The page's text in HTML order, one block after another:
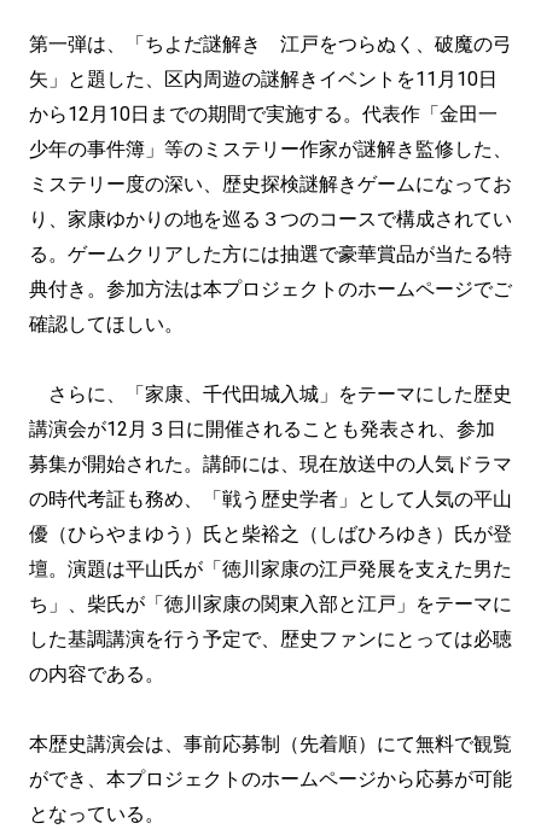
第一弾は、「ちよだ謎解き 江戸をつらぬく、破魔の弓
矢」と題した、区内周遊の謎解きイベントを11月10日
から12月10日までの期間で実施する。代表作「金田一
少年の事件簿」等のミステリー作家が謎解き監修した、
ミステリー度の深い、歴史探検謎解きゲームになってお
り、家康ゆかりの地を巡る３つのコースで構成されてい
る。ゲームクリアした方には抽選で豪華賞品が当たる特
典付き。参加方法は本プロジェクトのホームページでご
確認してほしい。
さらに、「家康、千代田城入城」をテーマにした歴史
講演会が12月３日に開催されることも発表され、参加
募集が開始された。講師には、現在放送中の人気ドラマ
の時代考証も務め、「戦う歴史学者」として人気の平山
優（ひらやまゆう）氏と柴裕之（しばひろゆき）氏が登
壇。演題は平山氏が「徳川家康の江戸発展を支えた男た
ち」、柴氏が「徳川家康の関東入部と江戸」をテーマに
した基調講演を行う予定で、歴史ファンにとっては必聴
の内容である。
本歴史講演会は、事前応募制（先着順）にて無料で観覧
ができ、本プロジェクトのホームページから応募が可能
となっている。